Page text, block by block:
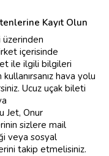
Kayıt Olun
içerisinde
ile ilgili bilgileri
hava yolu
Ucuz uçak bileti
Jet, Onur
sizlere mail
veya sosyal
takip etmelisiniz.